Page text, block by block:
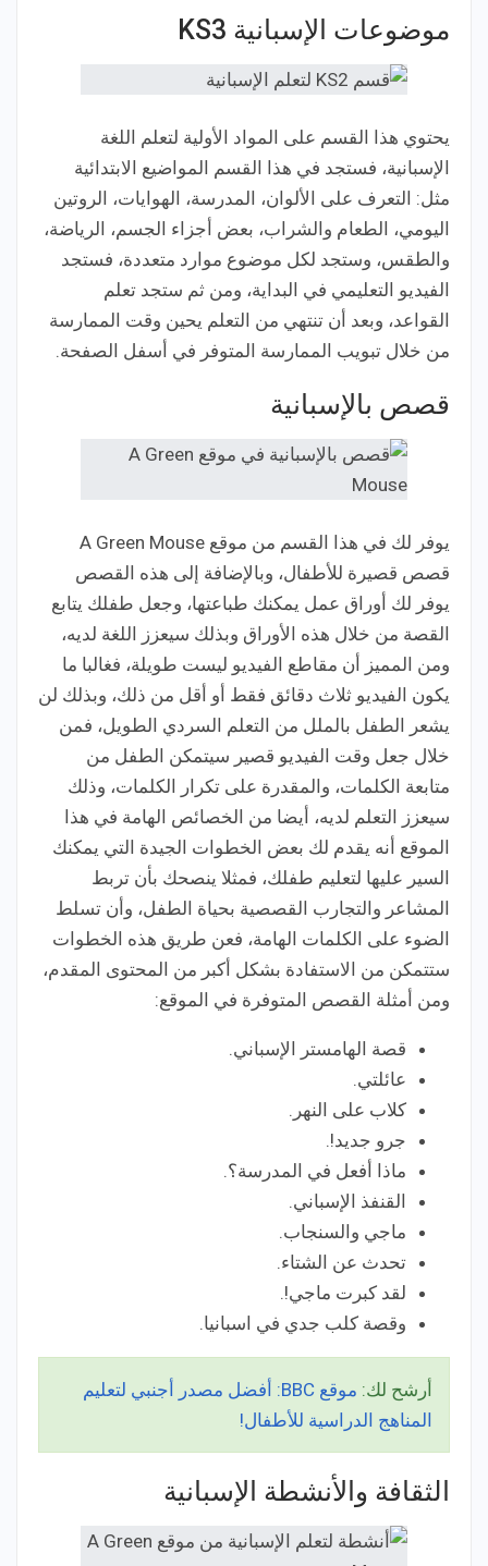
موضوعات الإسبانية KS3
يحتوي هذا القسم على المواد الأولية لتعلم اللغة
الإسبانية، فستجد في هذا القسم المواضيع الابتدائية
مثل: التعرف على الألوان، المدرسة، الهوايات، الروتين
اليومي، الطعام والشراب، بعض أجزاء الجسم، الرياضة،
والطقس، وستجد لكل موضوع موارد متعددة، فستجد
الفيديو التعليمي في البداية، ومن ثم ستجد تعلم
القواعد، وبعد أن تنتهي من التعلم يحين وقت الممارسة
من خلال تبويب الممارسة المتوفر في أسفل الصفحة.
قصص بالإسبانية
يوفر لك في هذا القسم من موقع A Green Mouse
قصص قصيرة للأطفال، وبالإضافة إلى هذه القصص
يوفر لك أوراق عمل يمكنك طباعتها، وجعل طفلك يتابع
القصة من خلال هذه الأوراق وبذلك سيعزز اللغة لديه،
ومن المميز أن مقاطع الفيديو ليست طويلة، فغالبا ما
يكون الفيديو ثلاث دقائق فقط أو أقل من ذلك، وبذلك لن
يشعر الطفل بالملل من التعلم السردي الطويل، فمن
خلال جعل وقت الفيديو قصير سيتمكن الطفل من
متابعة الكلمات، والمقدرة على تكرار الكلمات، وذلك
سيعزز التعلم لديه، أيضا من الخصائص الهامة في هذا
الموقع أنه يقدم لك بعض الخطوات الجيدة التي يمكنك
السير عليها لتعليم طفلك، فمثلا ينصحك بأن تربط
المشاعر والتجارب القصصية بحياة الطفل، وأن تسلط
الضوء على الكلمات الهامة، فعن طريق هذه الخطوات
ستتمكن من الاستفادة بشكل أكبر من المحتوى المقدم،
ومن أمثلة القصص المتوفرة في الموقع:
قصة الهامستر الإسباني.
عائلتي.
كلاب على النهر.
جرو جديد!.
ماذا أفعل في المدرسة؟.
القنفذ الإسباني.
ماجي والسنجاب.
تحدث عن الشتاء.
لقد كبرت ماجي!.
وقصة كلب جدي في اسبانيا.
أرشح لك:
موقع BBC: أفضل مصدر أجنبي لتعليم
المناهج الدراسية للأطفال!
الثقافة والأنشطة الإسبانية